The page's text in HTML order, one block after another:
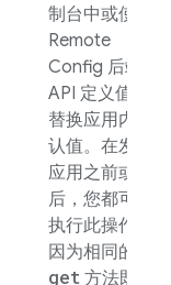
制台中或使用
Remote
Config 后端
API 定义值来
替换应用内默
认值。在发布
应用之前或之
后，您都可以
执行此操作，
因为相同的
get 方法既